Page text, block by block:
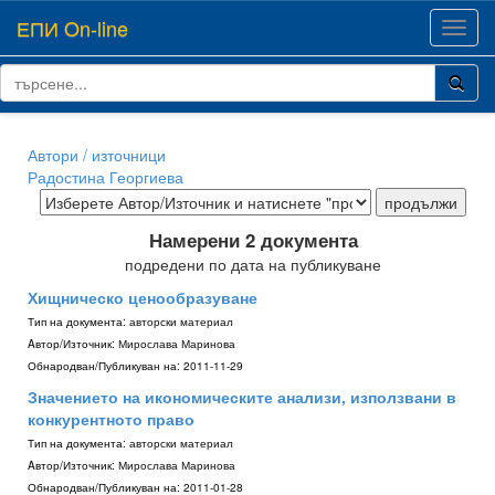
ЕПИ On-line
Автори / източници
Радостина Георгиева
Намерени 2 документа
подредени по дата на публикуване
Хищническо ценообразуване
Тип на документа: авторски материал
Aвтор/Източник: Мирослава Маринова
Обнародван/Публикуван на: 2011-11-29
Значението на икономическите анализи, използвани в
конкурентното право
Тип на документа: авторски материал
Aвтор/Източник: Мирослава Маринова
Обнародван/Публикуван на: 2011-01-28